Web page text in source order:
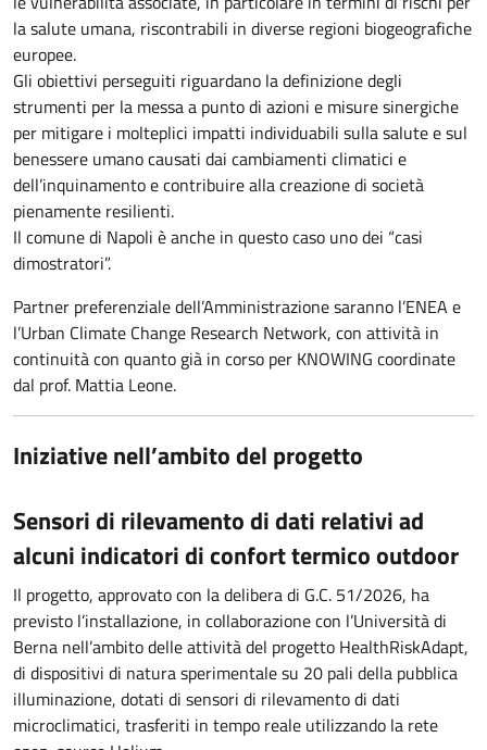
la salute umana, riscontrabili in diverse regioni biogeografiche
europee.
Gli obiettivi perseguiti riguardano la definizione degli
strumenti per la messa a punto di azioni e misure sinergiche
per mitigare i molteplici impatti individuabili sulla salute e sul
benessere umano causati dai cambiamenti climatici e
dell’inquinamento e contribuire alla creazione di società
pienamente resilienti.
Il comune di Napoli è anche in questo caso uno dei “casi
dimostratori”.
Partner preferenziale dell’Amministrazione saranno l’ENEA e
l’Urban Climate Change Research Network, con attività in
continuità con quanto già in corso per KNOWING coordinate
dal prof. Mattia Leone.
Iniziative nell’ambito del progetto
Sensori di rilevamento di dati relativi ad
alcuni indicatori di confort termico outdoor
Il progetto, approvato con la delibera di G.C. 51/2026, ha
previsto l’installazione, in collaborazione con l’Università di
Berna nell’ambito delle attività del progetto HealthRiskAdapt,
di dispositivi di natura sperimentale su 20 pali della pubblica
illuminazione, dotati di sensori di rilevamento di dati
microclimatici, trasferiti in tempo reale utilizzando la rete